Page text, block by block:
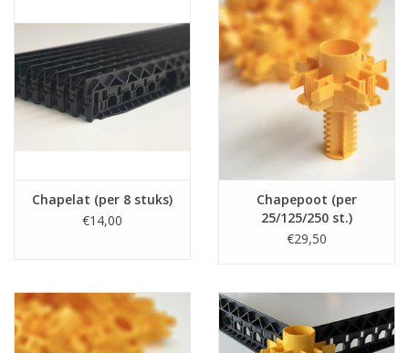
Chapelat (per 8 stuks)
€14,00
Chapepoot (per
25/125/250 st.)
€29,50